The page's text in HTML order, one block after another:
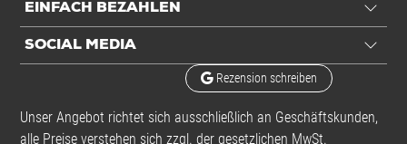
EINFACH BEZAHLEN
SOCIAL MEDIA
Rezension schreiben
Unser Angebot richtet sich ausschließlich an Geschäftskunden,
alle Preise verstehen sich zzgl. der gesetzlichen MwSt.